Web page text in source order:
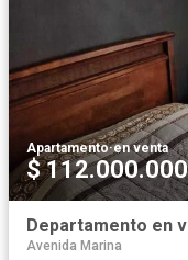
Apartamento·en venta
$ 112.000.000
Departamento en
Avenida Marina